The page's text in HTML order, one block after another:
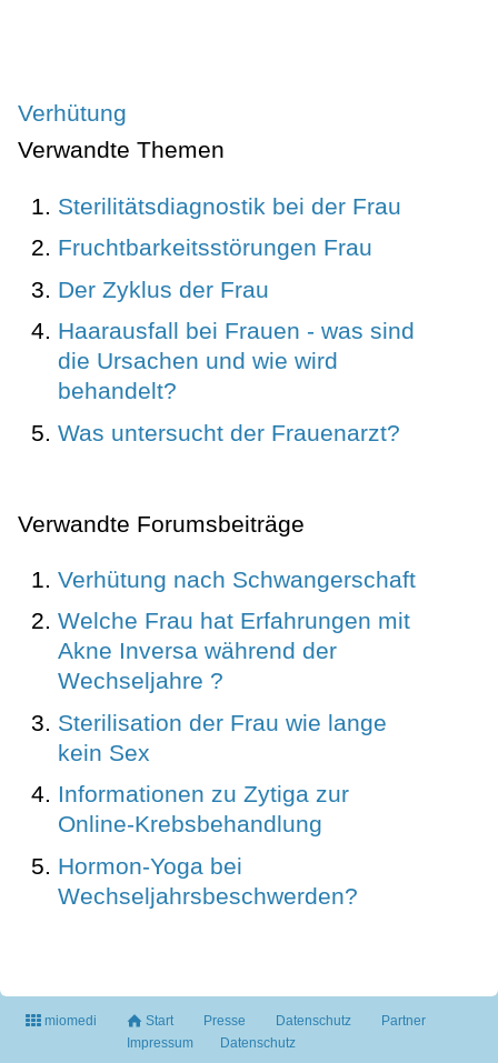
Verhütung
Verwandte Themen
Sterilitätsdiagnostik bei der Frau
Fruchtbarkeitsstörungen Frau
Der Zyklus der Frau
Haarausfall bei Frauen - was sind
die Ursachen und wie wird
behandelt?
Was untersucht der Frauenarzt?
Verwandte Forumsbeiträge
Verhütung nach Schwangerschaft
Welche Frau hat Erfahrungen mit
Akne Inversa während der
Wechseljahre ?
Sterilisation der Frau wie lange
kein Sex
Informationen zu Zytiga zur
Online-Krebsbehandlung
Hormon-Yoga bei
Wechseljahrsbeschwerden?
miomedi Start Presse Datenschutz
Partner
Impressum
Datenschutz